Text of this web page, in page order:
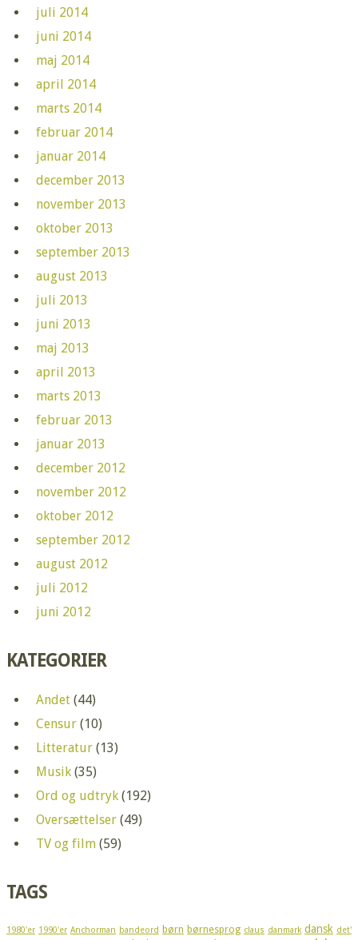
juli 2014
juni 2014
maj 2014
april 2014
marts 2014
februar 2014
januar 2014
december 2013
november 2013
oktober 2013
september 2013
august 2013
juli 2013
juni 2013
maj 2013
april 2013
marts 2013
februar 2013
januar 2013
december 2012
november 2012
oktober 2012
september 2012
august 2012
juli 2012
juni 2012
KATEGORIER
Andet (44)
Censur (10)
Litteratur (13)
Musik (35)
Ord og udtryk (192)
Oversættelser (49)
TV og film (59)
TAGS
1980'er 1990'er Anchorman bandeord børn børnesprog claus danmark dansk det'